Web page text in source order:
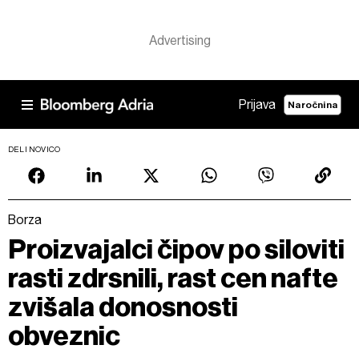
Prijava Naročnina
DELI NOVICO
Borza
Proizvajalci čipov po siloviti
rasti zdrsnili, rast cen nafte
zvišala donosnosti
obveznic